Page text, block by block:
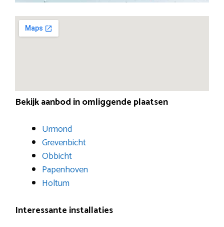
Bekijk aanbod in omliggende plaatsen
Urmond
Grevenbicht
Obbicht
Papenhoven
Holtum
Interessante installaties